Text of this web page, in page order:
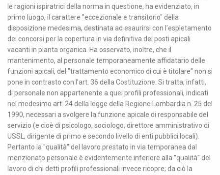
le ragioni ispiratrici della norma in questione, ha evidenziato, in
primo luogo, il carattere "eccezionale e transitorio" della
disposizione medesima, destinata ad esaurirsi con l’espletamento
dei concorsi per la copertura in via definitiva dei posti apicali
vacanti in pianta organica. Ha osservato, inoltre, che il
mantenimento, al personale temporaneamente affidatario delle
funzioni apicali, del "trattamento economico di cui è titolare" non si
pone in contrasto con l’art. 36 della Costituzione. Si tratta, infatti,
di personale non appartenente a quei profili professionali, indicati
nel medesimo art. 24 della legge della Regione Lombardia n. 25 del
1990, necessari a svolgere la funzione apicale di responsabile del
servizio (e cioè di psicologo, sociologo, direttore amministrativo di
USSL, dirigente di primo e secondo livello di enti pubblici locali).
Pertanto la "qualità" del lavoro prestato in via temporanea dal
menzionato personale è evidentemente inferiore alla "qualità" del
lavoro di chi detti profili professionali invece ricopre; da ciò la